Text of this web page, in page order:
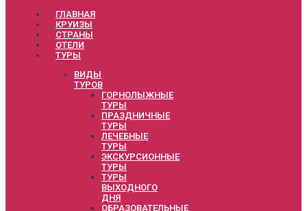
ГЛАВНАЯ
КРУИЗЫ
СТРАНЫ
ОТЕЛИ
ТУРЫ
ВИДЫ
ТУРОВ
ГОРНОЛЫЖНЫЕ
ТУРЫ
ПРАЗДНИЧНЫЕ
ТУРЫ
ЛЕЧЕБНЫЕ
ТУРЫ
ЭКСКУРСИОННЫЕ
ТУРЫ
ТУРЫ
ВЫХОДНОГО
ДНЯ
ОБРАЗОВАТЕЛЬНЫЕ